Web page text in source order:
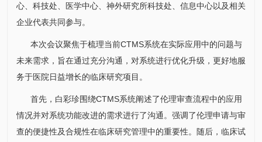
心、 科技处 、医学中心、神外研究所科技处 信息中心以及相关
企业代表共同参与。
本次会议聚焦于梳理当前CTMS系统在实际应用中的问题与
未来需求，旨在通过充分沟通，对系统进行优化升级，更好地服
务于医院日益增长的临床研究项目。
首先， 白彩珍围绕CTMS系统阐述了伦理审查流程中的应用
情况并对系统功能改进的需求进行了沟通。强调了伦理申请与审
查的便捷性及合规性在临床研究管理中的重要性。随后， 临床试